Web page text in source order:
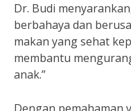
Dr. Budi
berbahaya dan
makan yang sehat
membantu
anak.”